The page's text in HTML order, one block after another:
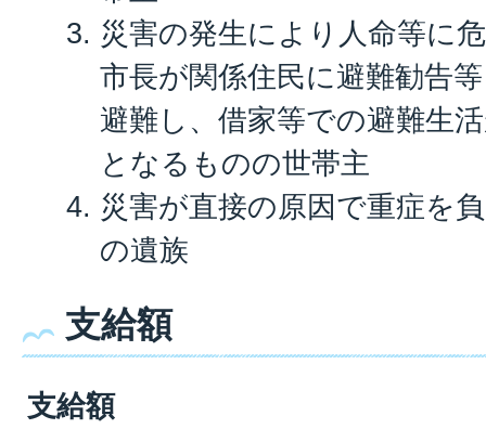
災害の発生により人命等に
市長が関係住民に避難勧告
避難し、借家等での避難生
となるものの世帯主
災害が直接の原因で重症を
の遺族
支給額
支給額